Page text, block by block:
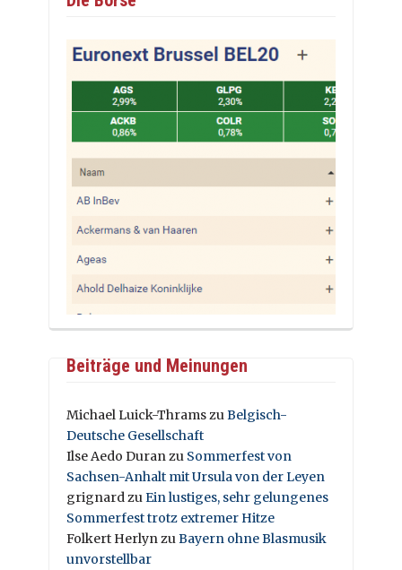
Beiträge und Meinungen
Michael Luick-ThramszuBelgisch-
Deutsche Gesellschaft
Ilse Aedo Duranzu Sommerfest von
Sachsen-Anhalt mit Ursula von der Leyen
grignardzuEin lustiges, sehr gelungenes
Sommerfest trotz extremer Hitze
Folkert HerlynzuBayern ohne Blasmusik
unvorstellbar